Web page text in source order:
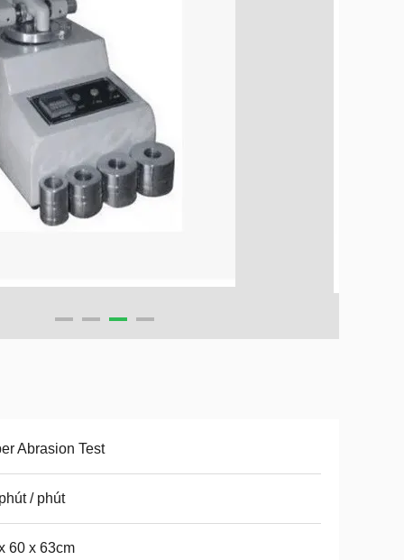
Abrasion Test
/ phút
60 x 63cm